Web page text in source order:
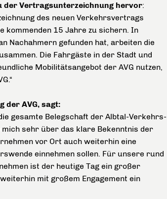
der Vertragsunterzeichnung hervor:
des neuen Verkehrsvertrags
kommenden 15 Jahre zu sichern. In
Nachahmern gefunden hat, arbeiten die
Die Fahrgäste in der Stadt und
Mobilitätsangebot der AVG nutzen,
der AVG, sagt:
gesamte Belegschaft der Albtal-Verkehrs-
sehr über das klare Bekenntnis der
vor Ort auch weiterhin eine
einnehmen sollen. Für unsere rund
ist der heutige Tag ein großer
mit großem Engagement ein